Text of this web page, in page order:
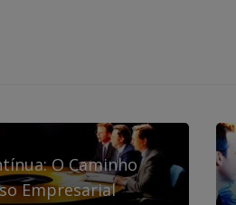
O Caminho
Empresarial